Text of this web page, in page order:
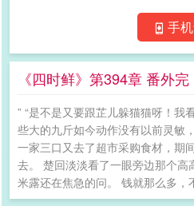
手
《四时鲜》第394章 番外完
” “是不是又要跟芷儿躲猫猫呀！我
些大的九斤如今动作没有以前灵敏
一家三口又去了超市采购食材，期
去。 楚回淡淡看了一眼旁边那个高
米露还在焦急的问。 钱就那么多